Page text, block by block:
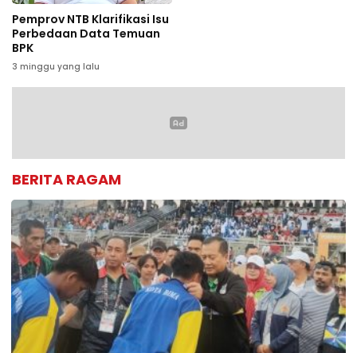
Pemprov NTB Klarifikasi Isu
Perbedaan Data Temuan
BPK
3 minggu yang lalu
BERITA RAGAM